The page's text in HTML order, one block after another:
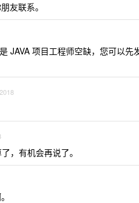
友联系。
JAVA 项目工程师空缺，您可以
，有机会再说了。